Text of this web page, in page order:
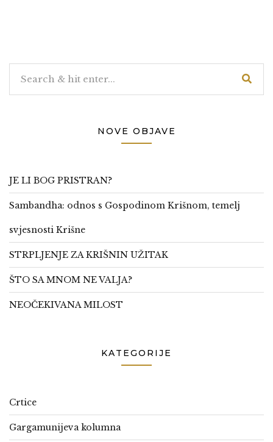
NOVE OBJAVE
JE LI BOG PRISTRAN?
Sambandha: odnos s Gospodinom Krišnom, temelj
svjesnosti Krišne
STRPLJENJE ZA KRIŠNIN UŽITAK
ŠTO SA MNOM NE VALJA?
NEOČEKIVANA MILOST
KATEGORIJE
Crtice
Gargamunijeva kolumna